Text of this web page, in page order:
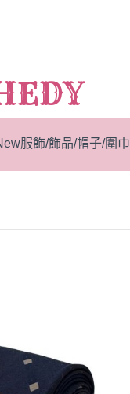
服飾/飾品/帽子/圍巾